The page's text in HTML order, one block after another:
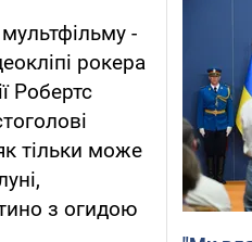
-
рокера
Робертс
тільки може
з огидою